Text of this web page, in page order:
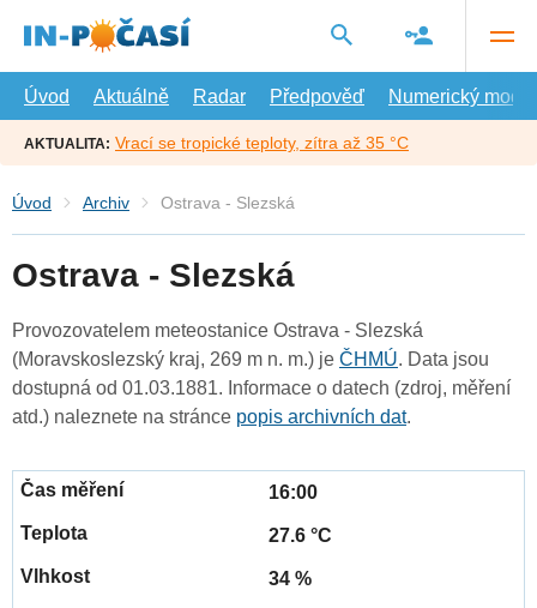
hlavní
Úvod
Aktuálně Radar Předpověď Numerický model
AKTUALITA: Vrací se tropické teploty, zítra až 35 °C
Úvod Archiv Ostrava - Slezská
Ostrava - Slezská
Provozovatelem meteostanice Ostrava - Slezská
(Moravskoslezský kraj, 269 m n. m.) je ČHMÚ. Data jsou
dostupná od 01.03.1881. Informace o datech (zdroj, měření
atd.) naleznete na stránce popis archivních dat.
16:00
27.6 °C
34 %